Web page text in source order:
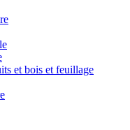
et bois et feuillage